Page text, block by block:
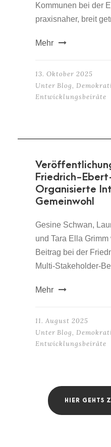
Kommunen bei der
praxisnaher, breit
Mehr
13. Oktober 2025
Unter Blog,
Entwicklungsbeiräte
Friedrich-
Organisierte
Gemeinwohl
Gesine Schwan,
und Tara Ella
Beitrag bei der
Multi-Stakeholder-
Mehr
11. August 2025
Unter Blog,
Entwicklungsbeiräte
HIER GEHTS